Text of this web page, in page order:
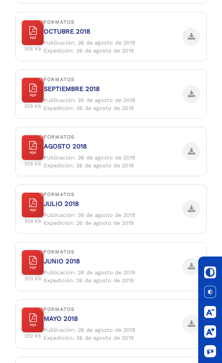
PDF
305 Kb
FORMATOS
OCTUBRE 2018
Publicación: 26 de agosto de 2019
Expedición: 26 de agosto de 2019
PDF
305 Kb
FORMATOS
SEPTIEMBRE 2018
Publicación: 26 de agosto de 2019
Expedición: 26 de agosto de 2019
PDF
305 Kb
FORMATOS
AGOSTO 2018
Publicación: 26 de agosto de 2019
Expedición: 26 de agosto de 2019
PDF
304 Kb
FORMATOS
JULIO 2018
Publicación: 26 de agosto de 2019
Expedición: 26 de agosto de 2019
PDF
303 Kb
FORMATOS
JUNIO 2018
Publicación: 26 de agosto de 2019
Expedición: 26 de agosto de 2019
PDF
302 Kb
FORMATOS
MAYO 2018
Publicación: 26 de agosto de 2019
Expedición: 26 de agosto de 2019